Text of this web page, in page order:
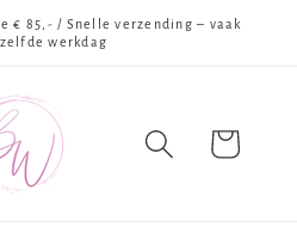
€ 85,- / Snelle verzending – vaak
werkdag
Winkelwagen